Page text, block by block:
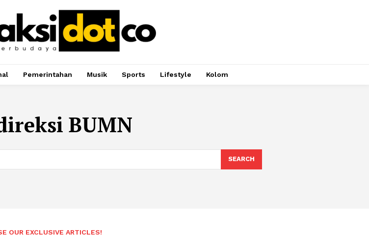
Pemerintahan Musik Sports Lifestyle Kolom
BUMN
SEARCH
OUR EXCLUSIVE ARTICLES!